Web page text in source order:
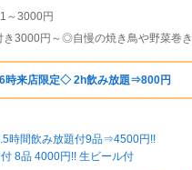
～3000円
時来店限定◇ 2h飲み放題⇒800円
時間飲み放題付9品⇒4500円!!
8品 4000円!! 生ビール付